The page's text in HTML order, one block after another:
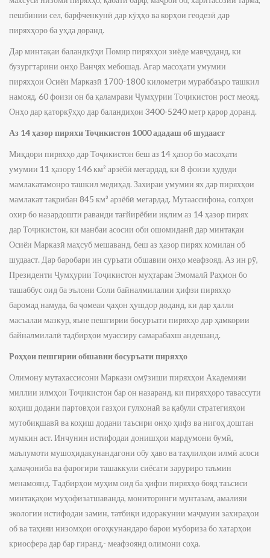
пешбинии сел, барфченкунӣ дар кӯҳҳо ва корҳои геодезӣ дар
пиряхҳоро ба уҳда доранд.
Дар минтақаи баландкӯҳи Помир пиряхҳои зиёде мавҷуданд, ки
бузургтарини онҳо Ванҷях мебошад. Агар масоҳати умумии
пиряхҳои Осиёи Марказӣ 1700-1800 километри мураббаъро ташкил
намояд, 60 фоизи он ба қаламрави Ҷумҳурии Тоҷикистон рост меояд.
Онҳо дар қаторкӯҳҳо дар баландиҳои 3400-5240 метр қарор доранд.
Аз 14 ҳазор пиряхи Тоҷикистон 1000 ададаш об шудааст
Миқдори пиряхҳо дар Тоҷикистон беш аз 14 ҳазор бо масоҳати
умумии 11 ҳазору 146 км² арзёбӣ мегардад, ки 8 фоизи ҳудуди
мамлакатамонро ташкил медиҳад. Захираи умумии ях дар пиряхҳои
мамлакат тақрибан 845 км³ арзёбӣ мегардад. Мутаассифона, солҳои
охир бо назардошти раванди тағйирёбии иқлим аз 14 ҳазор пирях
дар Тоҷикистон, ки манбаи асосии оби ошомиданӣ дар минтақаи
Осиёи Марказӣ маҳсуб мешаванд, беш аз ҳазор пирях комилан об
шудааст. Дар баробари ин суръати обшавии онҳо меафзояд. Аз ин рӯ,
Президенти Ҷумҳурии Тоҷикистон муҳтарам Эмомалӣ Раҳмон бо
ташаббус оид ба эълони Соли байналмилалии ҳифзи пиряхҳо
баромад намуда, ба ҷомеаи ҷаҳон ҳушдор доданд, ки дар ҳалли
масъалаи мазкур, яъне пешгирии босуръати пиряхҳо дар ҳамкории
байналмилалӣ тадбирҳои муассиру самарабахш андешанд.
Роҳҳои пешгирии обшавии босуръати пиряхҳо
Олимону мутахассисони Маркази омӯзиши пиряхҳои Академияи
миллии илмҳои Тоҷикистон бар он назаранд, ки пиряхҳоро тавассути
коҳиш додани партовҳои газҳои гулхонаӣ ва қабули стратегияҳои
мутобиқшавӣ ва коҳиш додани таъсири онҳо ҳифз ва нигоҳ доштан
мумкин аст. Инчунин истифодаи донишҳои мардумони бумӣ,
маълумоти мушоҳидакунандагони обу ҳаво ва таҳлилҳои илмӣ асоси
ҳамаҷониба ва фарогири ташаккули сиёсати заруриро таъмин
менамоянд. Тадбирҳои муҳим оид ба ҳифзи пиряхҳо бояд таъсиси
минтақаҳои муҳофизатшаванда, мониторинги мунтазам, амалияи
экологии истифодаи замин, татбиқи идоракунии маҷмуии захираҳои
об ва таҳияи низомҳои огоҳкунандаро барои мубориза бо хатарҳои
криосфера дар бар гиранд,- меафзоянд олимони соҳа.